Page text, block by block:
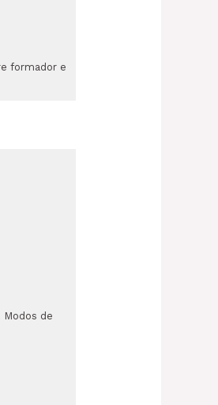
formador e
Modos de